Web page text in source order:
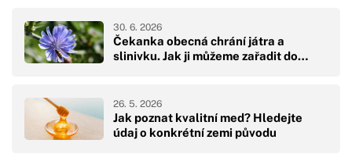
Čekanka obecná chrání játra a
slinivku. Jak ji můžeme zařadit do…
30. 6. 2026
Jak poznat kvalitní med? Hledejte
údaj o konkrétní zemi původu
26. 5. 2026